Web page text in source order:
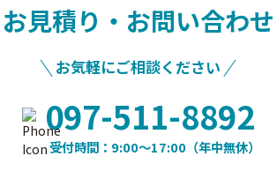
お見積り・お問い合わせ
お気軽にご相談ください
097-511-8892
受付時間：9:00〜17:00（年中無休）